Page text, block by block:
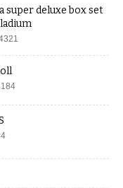
super deluxe box set